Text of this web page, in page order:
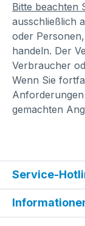
Bitte beachten
ausschließlich
oder
handeln. Der
Verbraucher
Wenn Sie
gemachten
Service-